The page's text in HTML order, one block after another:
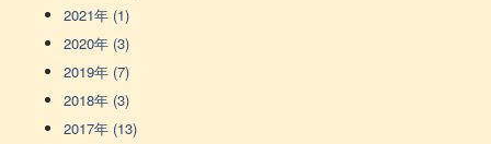
2021年 (1)
2020年 (3)
2019年 (7)
2018年 (3)
2017年 (13)